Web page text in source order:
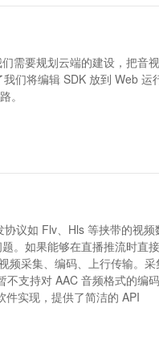
需要规划云端的建设，把音
们将编辑 SDK 放到 Web
。
议如 Flv、Hls 等挟带的视
。如果能够在直播推流时直
采集、编码、上行传输。
支持对 AAC 音频格式的编
实现，提供了简洁的 API